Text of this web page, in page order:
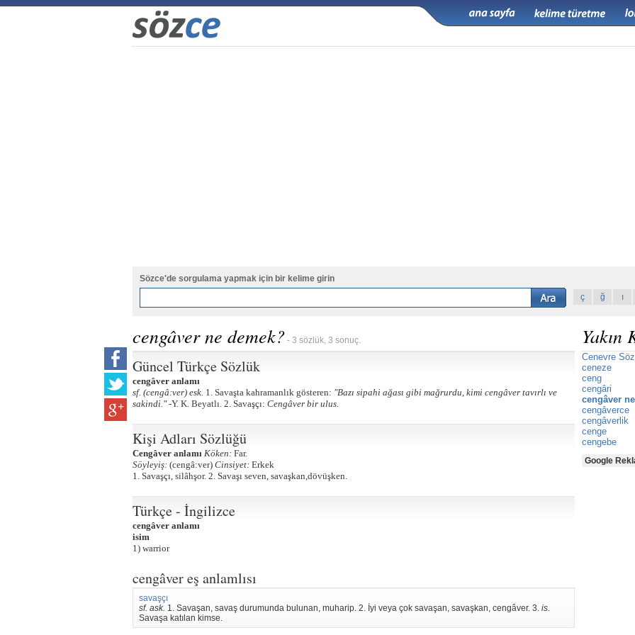
Sözce'de sorgulama yapmak için bir kelime girin
ç
ğ ı
cengâver ne demek? - 3 sözlük, 3 sonuç.
Güncel Türkçe Sözlük
cengâver anlamı
sf. (cengâ:ver) esk. 1. Savaşta kahramanlık gösteren: "Bazı sipahi ağası gibi mağrurdu, kimi cengâver tavırlı ve
sakindi." -Y. K. Beyatlı. 2. Savaşçı: Cengâver bir ulus.
Kişi Adları Sözlüğü
Cengâver anlamı Köken: Far.
Söyleyiş: (cengâ:ver) Cinsiyet: Erkek
1. Savaşçı, silâhşor. 2. Savaşı seven, savaşkan,dövüşken.
Türkçe - İngilizce
cengâver anlamı
isim
1) warrior
cengâver eş anlamlısı
savaşçı
sf. ask. 1. Savaşan, savaş durumunda bulunan, muharip. 2. İyi veya çok savaşan, savaşkan, cengâver. 3. is.
Savaşa katılan kimse.
Yakın
Cenevre
ceneze
ceng
cengâri
cengâver
cengâverce
cengâverlik
cenge
cengebe
Google